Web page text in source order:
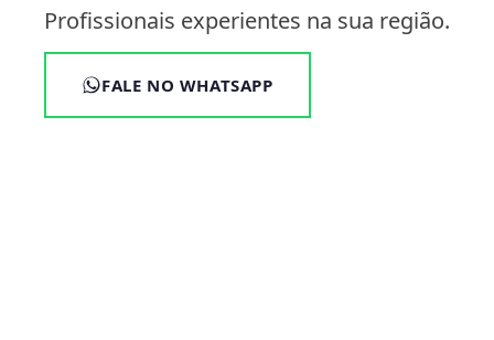
Profissionais experientes na sua região.
FALE NO WHATSAPP